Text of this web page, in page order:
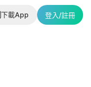
下載App 登入/註冊